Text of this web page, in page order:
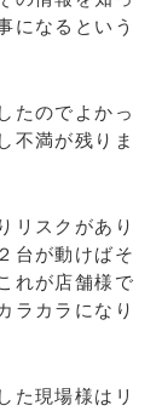
になるという
たのでよかっ
不満が残りま
リスクがあり
台が動けばそ
れが店舗様で
ラカラになり
た現場様はリ